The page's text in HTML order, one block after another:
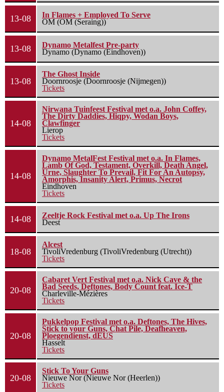
13-08
In Flames + Employed To Serve
OM (OM (Seraing))
13-08
Dynamo Metalfest Pre-party
Dynamo (Dynamo (Eindhoven))
13-08
The Ghost Inside
Doornroosje (Doornroosje (Nijmegen))
Tickets
14-08
Nirwana Tuinfeest Festival met o.a. John Coffey,
The Dirty Daddies, Hiqpy, Wodan Boys,
Clawfinger
Lierop
Tickets
14-08
Dynamo MetalFest Festival met o.a. In Flames,
Lamb Of God, Testament, Overkill, Death Angel,
Urne, Slaughter To Prevail, Fit For An Autopsy,
Amorphis, Insanity Alert, Primus, Necrot
Eindhoven
Tickets
14-08
Zeeltje Rock Festival met o.a. Up The Irons
Deest
18-08
Alcest
TivoliVredenburg (TivoliVredenburg (Utrecht))
Tickets
20-08
Cabaret Vert Festival met o.a. Nick Cave & the
Bad Seeds, Deftones, Body Count feat. Ice-T
Charleville-Mézières
Tickets
20-08
Pukkelpop Festival met o.a. Deftones, The Hives,
Stick to your Guns, Chat Pile, Deafheaven,
Ploegendienst, dEUS
Hasselt
Tickets
20-08
Stick To Your Guns
Nieuwe Nor (Nieuwe Nor (Heerlen))
Tickets